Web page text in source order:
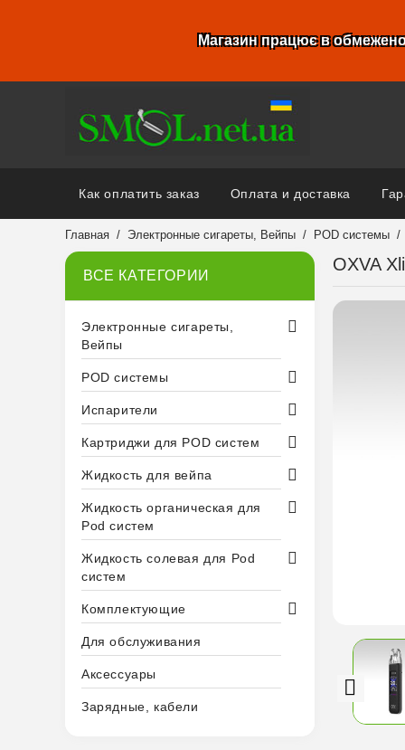
Магазин працює в
Как оплатить заказ Оплата и доставка
Главная Электронные сигареты, Вейпы POD системы
ВСЕ КАТЕГОРИИ
Электронные сигареты,
Вейпы
POD системы
Испарители
Картриджи для POD систем
Жидкость для вейпа
Жидкость органическая для
Pod систем
Жидкость солевая для Pod
систем
Комплектующие
Для обслуживания
Аксессуары
Зарядные, кабели
OXVA